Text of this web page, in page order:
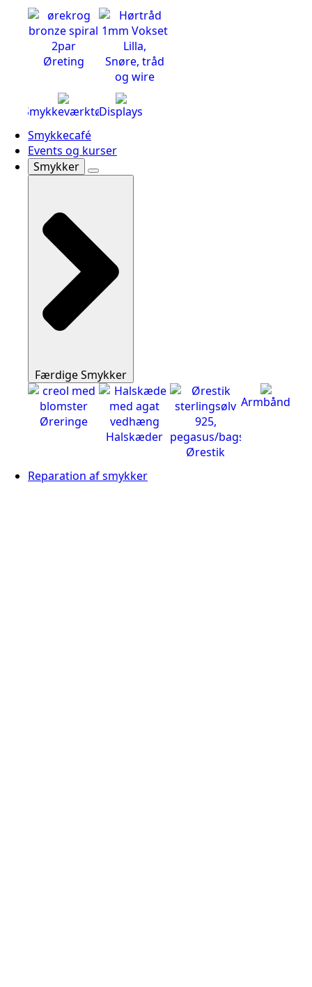
Øreting
Snøre, tråd
og wire
SmykkeværktøjDisplays
Smykkecafé
Events og kurser
Smykker
Færdige Smykker
Øreringe
Halskæder
Ørestik
Armbånd
Reparation af smykker